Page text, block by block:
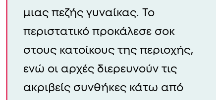
μιας πεζής γυναίκας. Το
περιστατικό προκάλεσε σοκ
στους κατοίκους της περιοχής,
ενώ οι αρχές διερευνούν τις
ακριβείς συνθήκες κάτω από